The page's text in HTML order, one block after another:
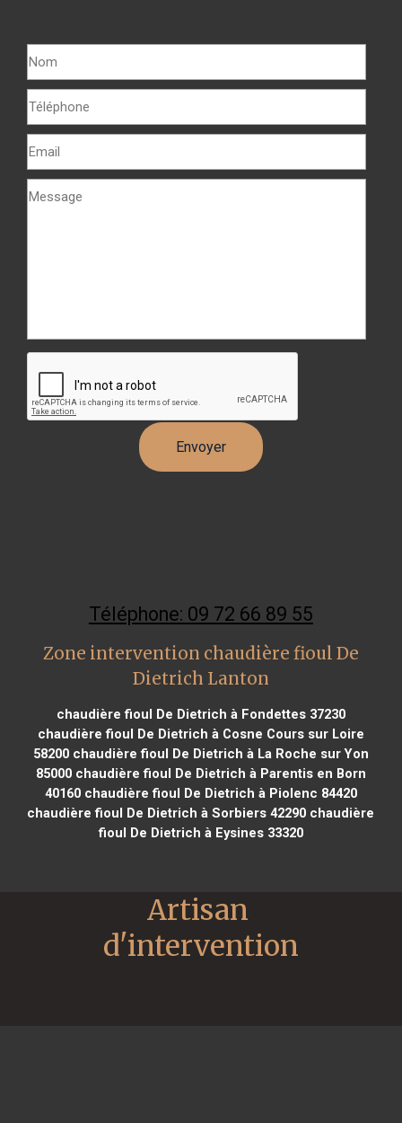
Téléphone: 09 72 66 89 55
Zone intervention chaudière fioul De
Dietrich Lanton
chaudière fioul De Dietrich à Fondettes 37230
chaudière fioul De Dietrich à Cosne Cours sur Loire
58200chaudière fioul De Dietrich à La Roche sur Yon
85000chaudière fioul De Dietrich à Parentis en Born
40160chaudière fioul De Dietrich à Piolenc 84420
chaudière fioul De Dietrich à Sorbiers 42290 chaudière
fioul De Dietrich à Eysines 33320
Artisan
d'intervention